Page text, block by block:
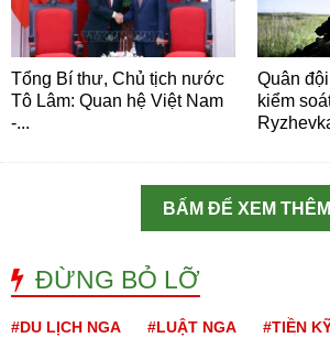
Tổng Bí thư, Chủ tịch nước
Tô Lâm: Quan hệ Việt Nam
-...
Quân
kiểm
BẤM ĐỂ XEM THÊM
ĐỪNG BỎ LỠ
#DU LỊCH NGA #LUẬT NGA #TIỀN